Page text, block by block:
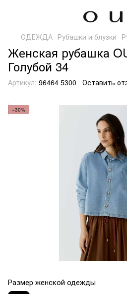
ОДЕЖДА Рубашки и блузки
Женская рубашка
Голубой 34
Артикул: 96464 5300 Оставить
−30%
Размер женской одежды